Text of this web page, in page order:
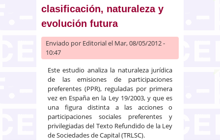
clasificación, naturaleza y
evolución futura
Enviado por Editorialel Mar, 08/05/2012 -
10:47
Este estudio analiza la naturaleza jurídica
de las emisiones de participaciones
preferentes (PPR), reguladas por primera
vez en España en la Ley 19/2003, y que es
una figura distinta a las acciones o
participaciones sociales preferentes y
privilegiadas del Texto Refundido de la Ley
de Sociedades de Capital (TRLSC).